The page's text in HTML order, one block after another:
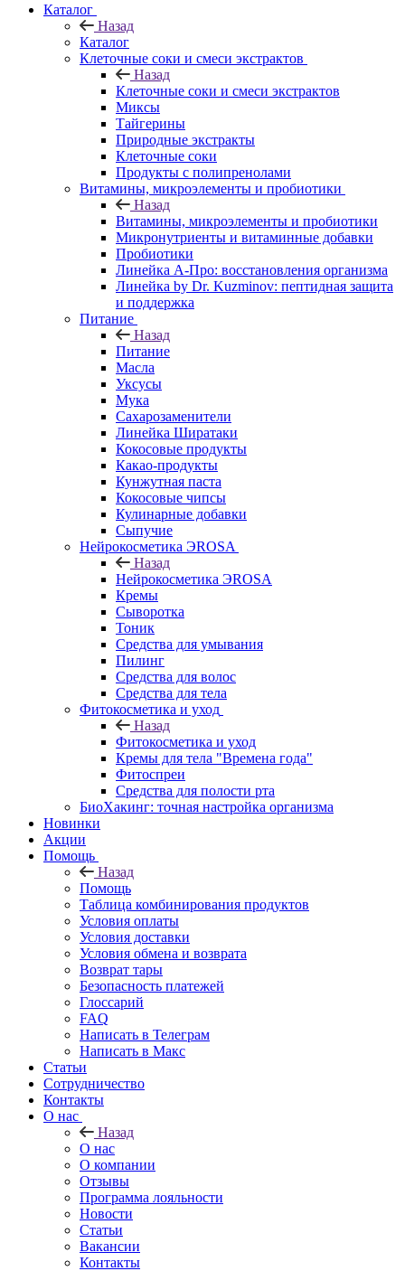
Каталог
Назад
Каталог
Клеточные соки и смеси экстрактов
Назад
Клеточные соки и смеси экстрактов
Миксы
Тайгерины
Природные экстракты
Клеточные соки
Продукты с полипренолами
Витамины, микроэлементы и пробиотики
Назад
Витамины, микроэлементы и пробиотики
Микронутриенты и витаминные добавки
Пробиотики
Линейка А-Про: восстановления организма
Линейка by Dr. Kuzminov: пептидная защита
и поддержка
Питание
Назад
Питание
Масла
Уксусы
Мука
Сахарозаменители
Линейка Ширатаки
Кокосовые продукты
Какао-продукты
Кунжутная паста
Кокосовые чипсы
Кулинарные добавки
Сыпучие
Нейрокосметика ЭROSA
Назад
Нейрокосметика ЭROSA
Кремы
Сыворотка
Тоник
Средства для умывания
Пилинг
Средства для волос
Средства для тела
Фитокосметика и уход
Назад
Фитокосметика и уход
Кремы для тела "Времена года"
Фитоспреи
Средства для полости рта
БиоХакинг: точная настройка организма
Новинки
Акции
Помощь
Назад
Помощь
Таблица комбинирования продуктов
Условия оплаты
Условия доставки
Условия обмена и возврата
Возврат тары
Безопасность платежей
Глоссарий
FAQ
Написать в Телеграм
Написать в Макс
Статьи
Сотрудничество
Контакты
О нас
Назад
О нас
О компании
Отзывы
Программа лояльности
Новости
Статьи
Вакансии
Контакты